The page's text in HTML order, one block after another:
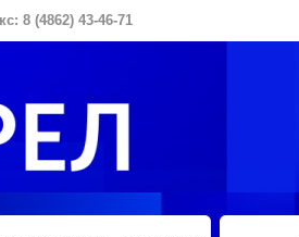
8 (4862) 43-46-71